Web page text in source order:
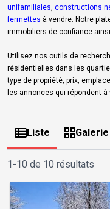
unifamiliales constructions
fermettes à vendre. Notre
immobiliers de confiance ainsi
Utilisez nos outils de
résidentielles dans les
type de propriété, prix,
les annonces qui répondent à
Liste Galerie
1-10 de 10 résultats